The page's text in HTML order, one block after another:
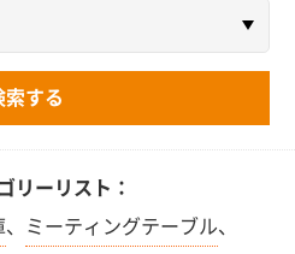
リーリスト：
、 ミーティングテーブル、